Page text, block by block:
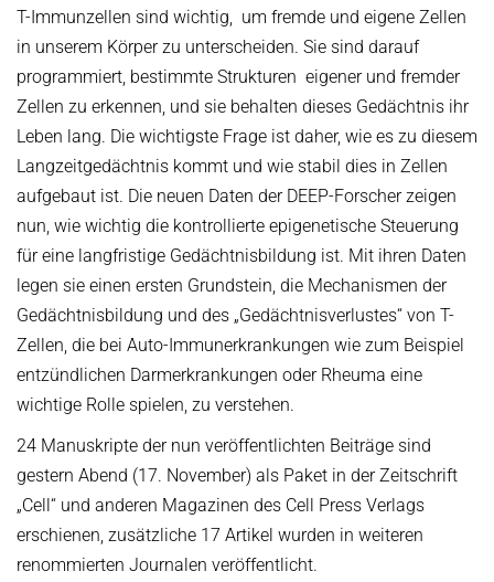
T-Immunzellen sind wichtig, um fremde und eigene Zellen
in unserem Körper zu unterscheiden. Sie sind darauf
programmiert, bestimmte Strukturen eigener und fremder
Zellen zu erkennen, und sie behalten dieses Gedächtnis ihr
Leben lang. Die wichtigste Frage ist daher, wie es zu diesem
Langzeitgedächtnis kommt und wie stabil dies in Zellen
aufgebaut ist. Die neuen Daten der DEEP-Forscher zeigen
nun, wie wichtig die kontrollierte epigenetische Steuerung
für eine langfristige Gedächtnisbildung ist. Mit ihren Daten
legen sie einen ersten Grundstein, die Mechanismen der
Gedächtnisbildung und des „Gedächtnisverlustes“ von T-
Zellen, die bei Auto-Immunerkrankungen wie zum Beispiel
entzündlichen Darmerkrankungen oder Rheuma eine
wichtige Rolle spielen, zu verstehen.
24 Manuskripte der nun veröffentlichten Beiträge sind
gestern Abend (17. November) als Paket in der Zeitschrift
„Cell“ und anderen Magazinen des Cell Press Verlags
erschienen, zusätzliche 17 Artikel wurden in weiteren
renommierten Journalen veröffentlicht.